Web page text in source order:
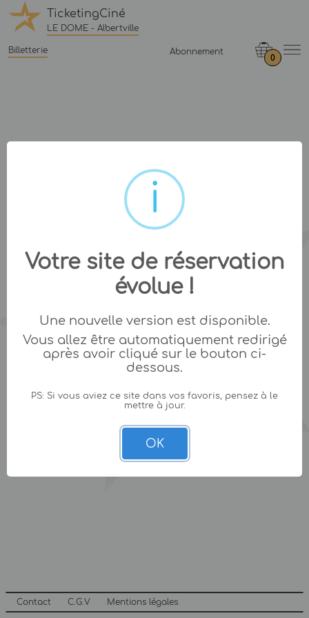
TicketingCiné
LE DOME - Albertville
Billetterie Abonnement
0
Contact C.G.V Mentions légales
Votre site de réservation
évolue !
Une nouvelle version est disponible.
Vous allez être automatiquement redirigé
après avoir cliqué sur le bouton ci-
dessous.
PS: Si vous aviez ce site dans vos favoris, pensez à le
mettre à jour.
OK